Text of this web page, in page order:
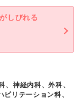
しびれる
、神経内科、外科、
リテーション科、